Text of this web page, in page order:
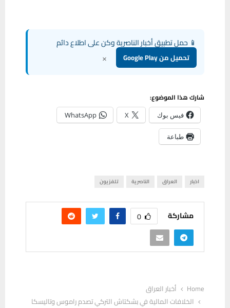
📱 حمل تطبيق أخبار الناصرية وكن على اطلاع دائم
تحميل من Google Play ×
شارك هذا الموضوع:
فيس بوك X
WhatsApp
طباعة
اخبار العراق الناصرية تلفزيون
مشاركة 0
Home
أخبار العراق
الخلافات المالية في بشكتاش التركي تصدم راموس وتاليسكا